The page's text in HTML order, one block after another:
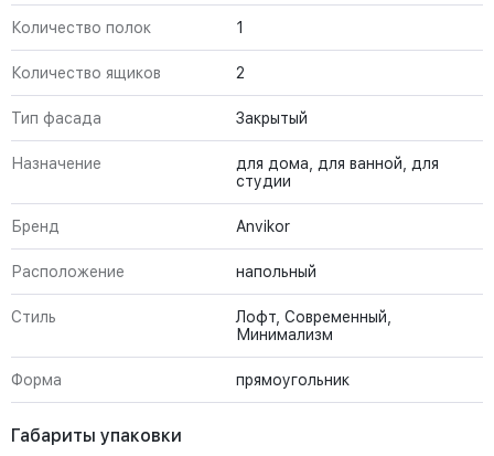
Количество полок 1
Количество ящиков 2
Тип фасада Закрытый
Назначение
для дома, для ванной, для
студии
Бренд Anvikor
Расположение напольный
Стиль
Лофт, Современный,
Минимализм
Форма прямоугольник
Габариты упаковки